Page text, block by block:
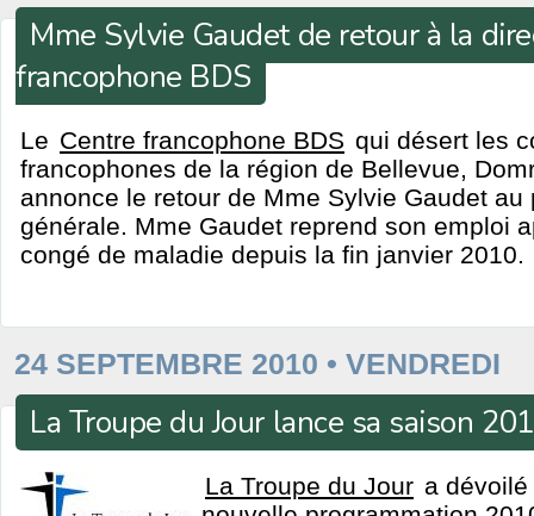
Mme Sylvie Gaudet de retour à la
francophone BDS
Le Centre francophone BDS qui désert les
francophones de la région de Bellevue,
annonce le retour de Mme Sylvie Gaudet au
générale. Mme Gaudet reprend son emploi
congé de maladie depuis la fin janvier 2010.
24 SEPTEMBRE 2010 • VENDREDI
La Troupe du Jour lance sa saison
La Troupe du Jour a